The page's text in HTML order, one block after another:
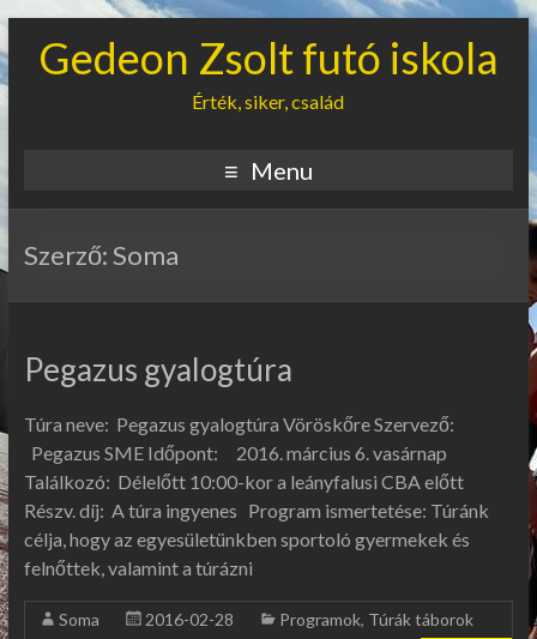
Gedeon Zsolt futó iskola
Érték, siker, család
Menu
Szerző:Soma
Pegazus gyalogtúra
Túra neve: Pegazus gyalogtúra Vöröskőre Szervező:
Pegazus SME Időpont: 2016. március 6. vasárnap
Találkozó: Délelőtt 10:00-kor a leányfalusi CBA előtt
Részv. díj: A túra ingyenes Program ismertetése: Túránk
célja, hogy az egyesületünkben sportoló gyermekek és
felnőttek, valamint a túrázni
Soma 2016-02-28 Programok, Túrák táborok